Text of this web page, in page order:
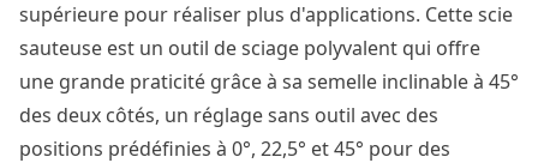
supérieure pour réaliser plus d'applications. Cette scie
sauteuse est un outil de sciage polyvalent qui offre
une grande praticité grâce à sa semelle inclinable à 45°
des deux côtés, un réglage sans outil avec des
positions prédéfinies à 0°, 22,5° et 45° pour des